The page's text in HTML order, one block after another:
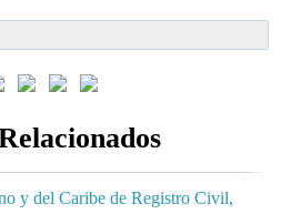
y del Caribe de Registro Civil,